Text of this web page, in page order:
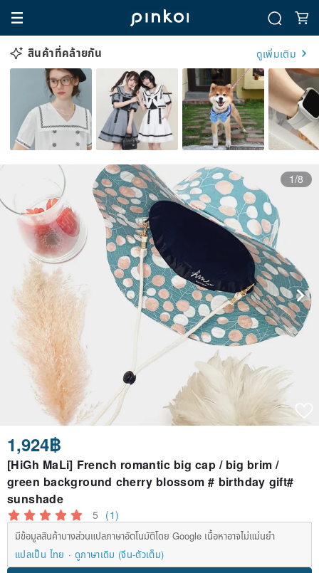
สินค้าที่คล้ายกัน ดูเพิ่มเติม
1/8
1,924฿
[HiGh MaLi] French romantic big cap / big brim /
green background cherry blossom # birthday gift#
sunshade
5 (1)
มีข้อมูลสินค้าบางส่วนแปลภาษาอัตโนมัติโดย Google เนื้อหาอาจไม่แม่นยำ
แปลเป็น ไทย
ดูภาษาเดิม (จีน-ตัวเต็ม)